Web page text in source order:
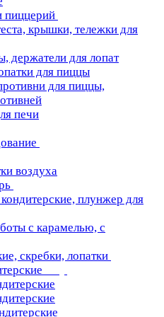
пиццерий
крышки, тележки для
держатели для лопат
для пиццы
для пиццы,
печи
воздуха
плунжер для
с карамелью, с
скребки, лопатки